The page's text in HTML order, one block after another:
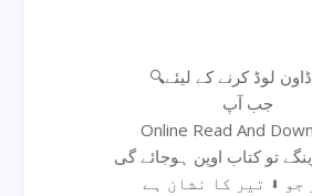
ڈاون لوڈ کرنے کے لیئے
جب آپ
Online Read And